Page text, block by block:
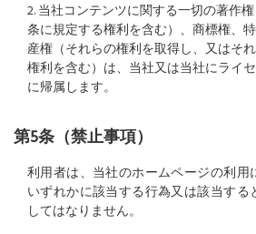
2. 当社コンテンツに関する一切の著作
条に規定する権利を含む）、商標権、
産権（それらの権利を取得し、又はそ
権利を含む）は、当社又は当社にライ
に帰属します。
第5条（禁止事項）
利用者は、当社のホームページの利
いずれかに該当する行為又は該当す
してはなりません。